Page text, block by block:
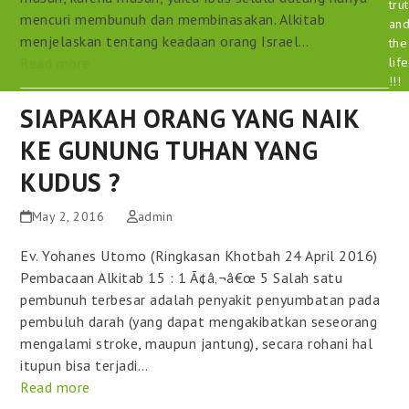
mencuri membunuh dan membinasakan. Alkitab
menjelaskan tentang keadaan orang Israel…
SIAPAKAH ORANG YANG NAIK
KE GUNUNG TUHAN YANG
KUDUS ?
May 2, 2016 admin
Ev. Yohanes Utomo (Ringkasan Khotbah 24 April 2016)
Pembacaan Alkitab 15 : 1 Ã¢â‚¬â€œ 5 Salah satu
pembunuh terbesar adalah penyakit penyumbatan pada
pembuluh darah (yang dapat mengakibatkan seseorang
mengalami stroke, maupun jantung), secara rohani hal
itupun bisa terjadi…
Read more
the
life
!!!